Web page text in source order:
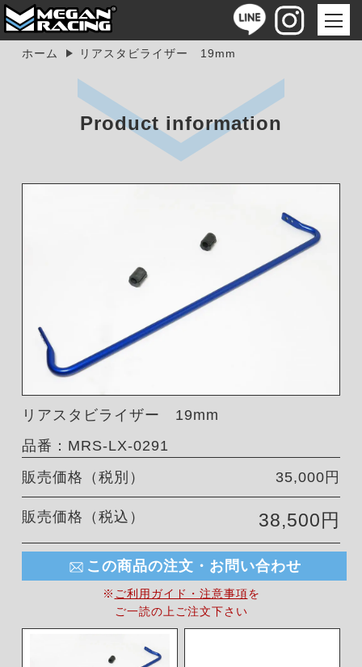
ホーム リアスタビライザー 19mm
Product information
リアスタビライザー 19mm
品番：MRS-LX-0291
販売価格（税別）
35,000円
販売価格（税込） 38,500円
この商品の注文・お問い合わせ
※ ご利用ガイド・注意事項を
ご一読の上ご注文下さい